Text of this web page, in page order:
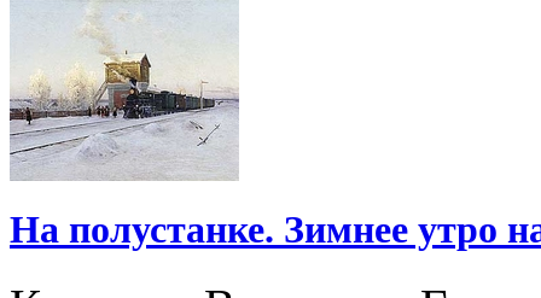
На полустанке. Зимнее утро